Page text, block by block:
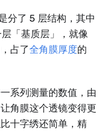
分了 5 层结构，其中
「基质层」，就像
占了全角膜厚度的
系列测量的数值，由
角膜这个透镜变得更
十字绣还简单，精